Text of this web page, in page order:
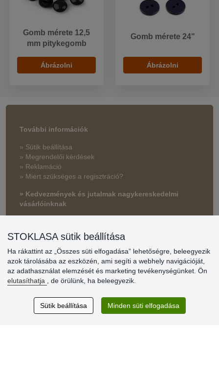
Gomb mérete 12,5
mm pitykegomb
Ábrázolni
Gomb mérete 24"
Ábrázolni
További információk
» Sütik beállítása
» Megrendelői kérdések
» Reklamáció
» Miért szükséges a regisztráció?
» Kedvezmények és jutalmak nagykereskedelmi
vásárlóinknak
Vásárlók
értékelése
Excellent service
Thank you.
STOKLASA sütik beállítása
Ha rákattint az „Összes süti elfogadása” lehetőségre, beleegyezik
azok tárolásába az eszközén, ami segíti a webhely navigációját,
az adathasználat elemzését és marketing tevékenységünket. Ön
elutasíthatja
, de örülünk, ha beleegyezik.
Sütik beállítása Minden süti elfogadása